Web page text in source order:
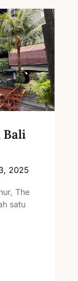
Bali
2025
The
satu